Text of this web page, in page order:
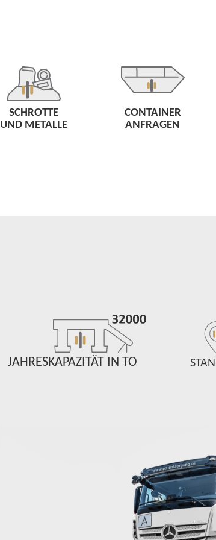
SCHROTTE
UND METALLE
CONTAINER
ANFRAGEN
JAHRESKAPAZITÄT IN TO